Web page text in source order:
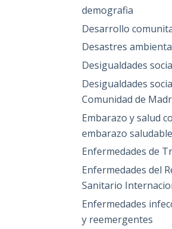
demografia
Desarrollo
Desastres
Desigualdades
Desigualdades
Comunidad de
Embarazo y salud
embarazo saludable
Enfermedades de
Enfermedades del
Sanitario
Enfermedades
y reemergentes